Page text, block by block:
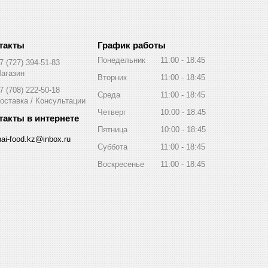
(727) 394-51-83
(708) 222-50-18
/ Консультации
food.kz@inbox.ru
График работы
Понедельник 11:00
18:45
Вторник
11:00
18:45
Среда
11:00
18:45
Четверг
10:00
18:45
Пятница
10:00
18:45
Суббота
11:00
18:45
Воскресенье
11:00 18:45